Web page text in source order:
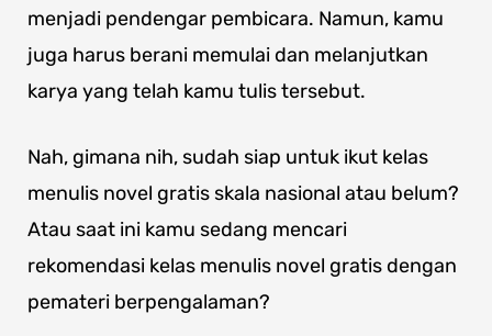
menjadi pendengar pembicara. Namun, kamu
juga harus berani memulai dan melanjutkan
karya yang telah kamu tulis tersebut.
Nah, gimana nih, sudah siap untuk ikut kelas
menulis novel gratis skala nasional atau belum?
Atau saat ini kamu sedang mencari
rekomendasi kelas menulis novel gratis dengan
pemateri berpengalaman?